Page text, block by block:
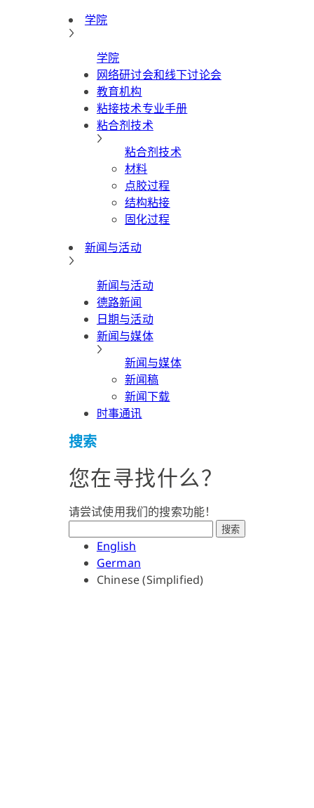
学院
学院
网络研讨会和线下讨论会
教育机构
粘接技术专业手册
粘合剂技术
粘合剂技术
材料
点胶过程
结构粘接
固化过程
新闻与活动
新闻与活动
德路新闻
日期与活动
新闻与媒体
新闻与媒体
新闻稿
新闻下载
时事通讯
搜索
您在寻找什么？
请尝试使用我们的搜索功能！
搜索
English
German
Chinese (Simplified)